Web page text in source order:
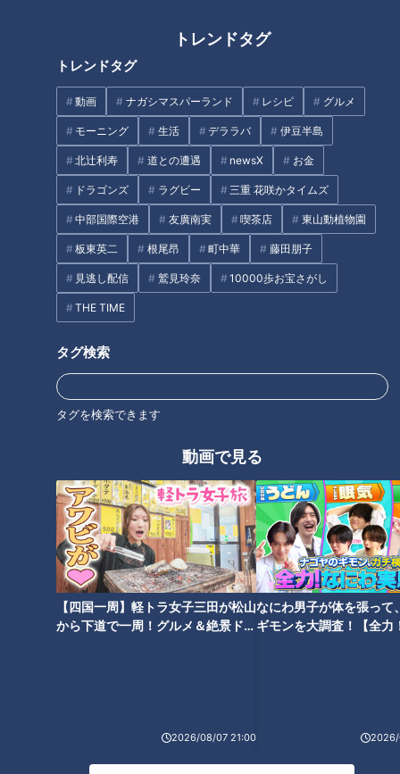
トレンドタグ
トレンドタグ
動画 ナガシマスパーランド レシピ グルメ
モーニング 生活 デララバ 伊豆半島
北辻利寿 道との遭遇 newsX お金
ドラゴンズ ラグビー 三重 花咲かタイムズ
中部国際空港 友廣南実 喫茶店 東山動植物園
板東英二 根尾昂 町中華 藤田朋子
見逃し配信 鷲見玲奈 10000歩お宝さがし
THE TIME
タグ検索
タグを検索できます
動画で見る
【四国一周】軽トラ女子三田が松山
から下道で一周！グルメ＆絶景ドラ
2026/08/07 21:00
なにわ男子が体を張って
ギモンを大調査！【全力
2026/
認定マークに注目！女性が働き
やすい企業・職場の見つけ方と
笑顔さわやかアナが愛知・豊田
市の『松平まんじゅう』を調
査！ モチモチ感と甘さのバラ
ンスがたまらない老舗の銘菓！
チャント！
ランキング
RANKING
を発表！食感の秘密は“焼きたてを瞬間冷凍”？「ル